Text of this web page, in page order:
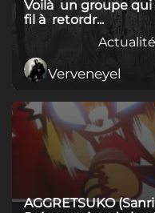
Voilà un groupe
fil à retordr...
Actualité
Verveneyel
AGGRETSUKO